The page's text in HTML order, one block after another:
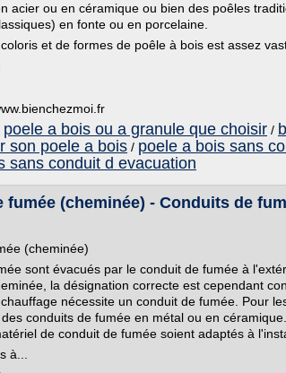
acier ou en céramique ou bien des poêles
en fonte ou en porcelaine.
et de formes de poêle à bois est assez
poele a bois ou a granule que choisir /
son poele a bois / poele a bois sans
sans conduit d evacuation
fumée (cheminée) - Conduits de
(cheminée)
sont évacués par le conduit de fumée à
la désignation correcte est cependant
nécessite un conduit de fumée. Pour
conduits de fumée en métal ou en
de conduit de fumée soient adaptés à
à...